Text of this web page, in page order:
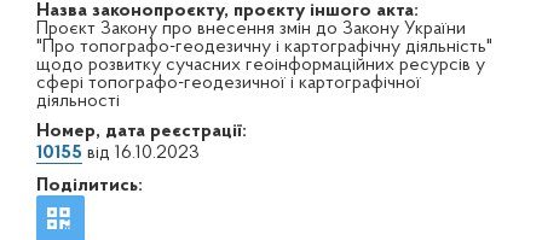
Назва законопроєкту, проєкту іншого акта:
Проєкт Закону про внесення змін до Закону України
"Про топографо-геодезичну і картографічну діяльність"
щодо розвитку сучасних геоінформаційних ресурсів у
сфері топографо-геодезичної і картографічної
діяльності
Номер, дата реєстрації:
10155 від 16.10.2023
Поділитись: